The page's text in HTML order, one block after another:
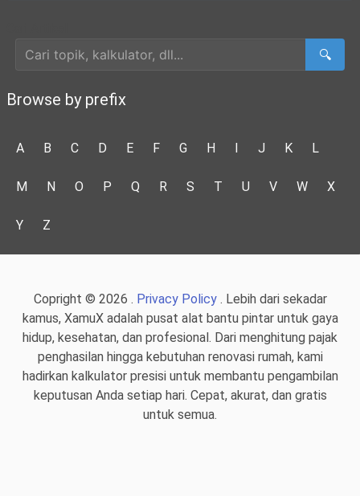
🔍
Browse by prefix
A B C D E F G H I J K L
M N O P Q R S T U V W X
Y Z
Copright © 2026 . Privacy Policy. Lebih dari sekadar
kamus, XamuX adalah pusat alat bantu pintar untuk gaya
hidup, kesehatan, dan profesional. Dari menghitung pajak
penghasilan hingga kebutuhan renovasi rumah, kami
hadirkan kalkulator presisi untuk membantu pengambilan
keputusan Anda setiap hari. Cepat, akurat, dan gratis
untuk semua.